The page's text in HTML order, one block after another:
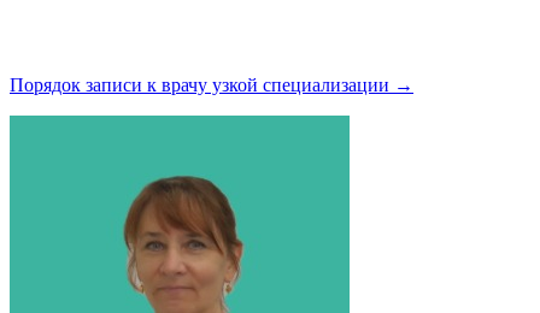
Порядок записи к врачу узкой специализации →